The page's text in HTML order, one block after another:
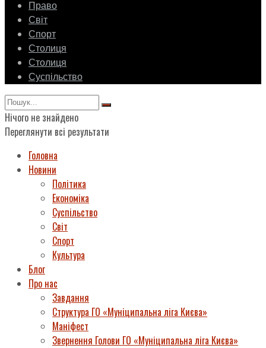
Право
Світ
Спорт
Столиця
Столиця
Суспільство
Нічого не знайдено
Переглянути всі результати
Головна
Новини
Політика
Економіка
Суспільство
Світ
Спорт
Культура
Блог
Про нас
Завдання
Структура ГО «Муніципальна ліга Києва»
Маніфест
Звернення Голови ГО «Муніципальна ліга Києва»